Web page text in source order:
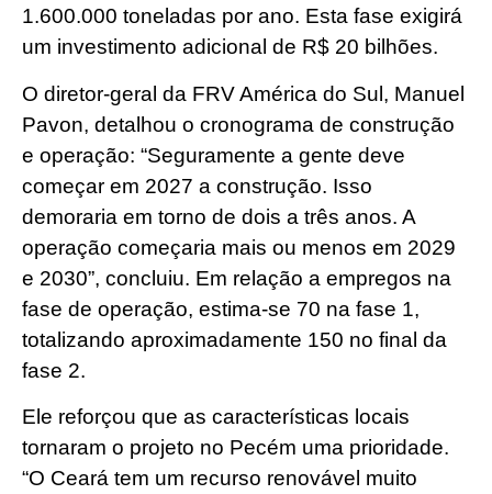
1.600.000 toneladas por ano. Esta fase exigirá
um investimento adicional de R$ 20 bilhões.
O diretor-geral da FRV América do Sul, Manuel
Pavon, detalhou o cronograma de construção
e operação: “Seguramente a gente deve
começar em 2027 a construção. Isso
demoraria em torno de dois a três anos. A
operação começaria mais ou menos em 2029
e 2030”, concluiu. Em relação a empregos na
fase de operação, estima-se 70 na fase 1,
totalizando aproximadamente 150 no final da
fase 2.
Ele reforçou que as características locais
tornaram o projeto no Pecém uma prioridade.
“O Ceará tem um recurso renovável muito